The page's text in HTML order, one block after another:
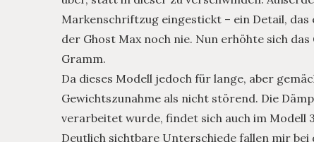
Markenschriftzug eingestickt – ein Detail,
der Ghost Max noch nie. Nun erhöhte sich
Gramm.
Da dieses Modell jedoch für lange, aber
Gewichtszunahme als nicht störend. Die
verarbeitet wurde, findet sich auch im Modell
Deutlich sichtbare Unterschiede fallen mir